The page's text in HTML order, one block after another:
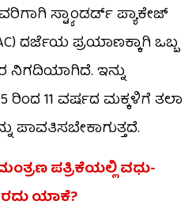
ಸ್ಟ್ಯಾಂಡರ್ಡ್ ಪ್ಯಾಕೇಜ್
ದರ್ಜೆಯ ಪ್ರಯಾಣಕ್ಕಾಗಿ ಒಬ್ಬ
ನಿಗದಿಯಾಗಿದೆ. ಇನ್ನು
ರಿಂದ 11 ವರ್ಷದ ಮಕ್ಕಳಿಗೆ ತಲಾ
ಪಾವತಿಸಬೇಕಾಗುತ್ತದೆ.
ಪತ್ರಿಕೆಯಲ್ಲಿ ವಧು-
ಯಾಕೆ?